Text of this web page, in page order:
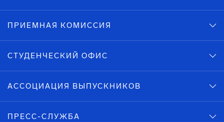
ПРИЕМНАЯ КОМИССИЯ
СТУДЕНЧЕСКИЙ ОФИС
АССОЦИАЦИЯ ВЫПУСКНИКОВ
ПРЕСС-СЛУЖБА